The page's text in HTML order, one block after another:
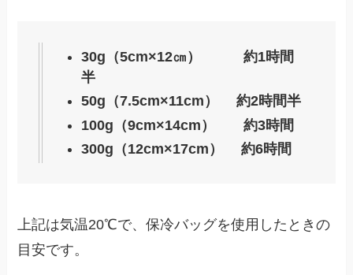
30g（5cm×12㎝） 約1時間
半
50g（7.5cm×11cm） 約2時間半
100g（9cm×14cm） 約3時間
300g（12cm×17cm） 約6時間
上記は気温20℃で、保冷バッグを使用したときの
目安です。